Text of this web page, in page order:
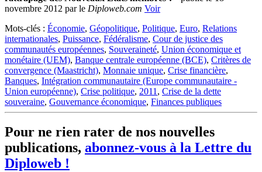
novembre 2012 par le Diploweb.com Voir
Mots-clés : Économie, Géopolitique, Politique, Euro, Relations
internationales, Puissance, Fédéralisme, Cour de justice des
communautés européennes, Souveraineté, Union économique et
monétaire (UEM), Banque centrale européenne (BCE), Critères de
convergence (Maastricht), Monnaie unique, Crise financière,
Banques, Intégration communautaire (Europe communautaire -
Union européenne), Crise politique, 2011 , Crise de la dette
souveraine, Gouvernance économique, Finances publiques
Pour ne rien rater de nos nouvelles
publications, abonnez-vous à la Lettre du
Diploweb !